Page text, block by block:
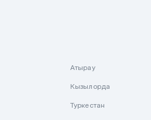
Атырау
Кызылорда
Туркестан